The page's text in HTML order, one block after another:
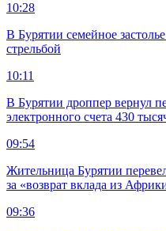
10:28
В Бурятии семейное
стрельбой
10:11
В Бурятии дроппер вернул
электронного счета 430
09:54
Жительница Бурятии
за «возврат вклада из
09:36